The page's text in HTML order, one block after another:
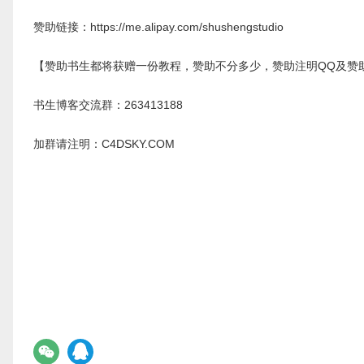
赞助链接：https://me.alipay.com/shushengstudio
【赞助书生都将获赠一份教程，赞助不分多少，赞助注明QQ及赞
书生博客交流群：263413188
加群请注明：C4DSKY.COM